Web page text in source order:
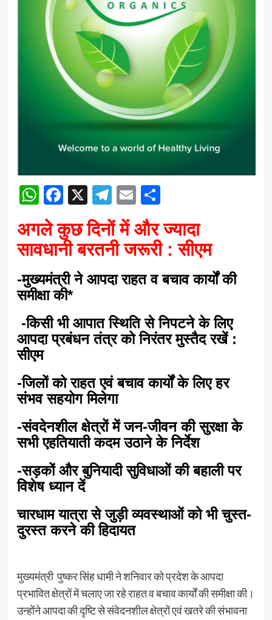
WhatsApp
Facebook
X Telegram
EmailShare
अगले कुछ दिनों में और ज्यादा
सावधानी बरतनी जरूरी : सीएम
-मुख्यमंत्री ने आपदा राहत व बचाव कार्यों की
समीक्षा की*
-किसी भी आपात स्थिति से निपटने के लिए
आपदा प्रबंधन तंत्र को निरंतर मुस्तैद रखें :
सीएम
-जिलों को राहत एवं बचाव कार्यों के लिए हर
संभव सहयोग मिलेगा
-संवदेनशील क्षेत्रों में जन-जीवन की सुरक्षा के
सभी एहतियाती कदम उठाने के निर्देश
-सड़कों और बुनियादी सुविधाओं की बहाली पर
विशेष ध्यान दें
चारधाम यात्रा से जुड़ी व्यवस्थाओं को भी चुस्त-
दुरस्त करने की हिदायत
मुख्यमंत्री पुष्कर सिंह धामी ने शनिवार को प्रदेश के आपदा
प्रभावित क्षेत्रों में चलाए जा रहे राहत व बचाव कार्यों की समीक्षा की।
उन्होंने आपदा की दृष्टि से संवेदनशील क्षेत्रों एवं खतरे की संभावना